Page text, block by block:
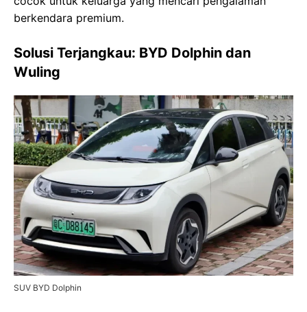
berkendara premium.
Solusi Terjangkau: BYD Dolphin dan
Wuling
SUV BYD Dolphin